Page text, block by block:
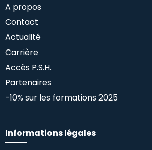
A propos
Contact
Actualité
Carrière
Accès P.S.H.
Partenaires
-10% sur les formations 2025
Informations légales